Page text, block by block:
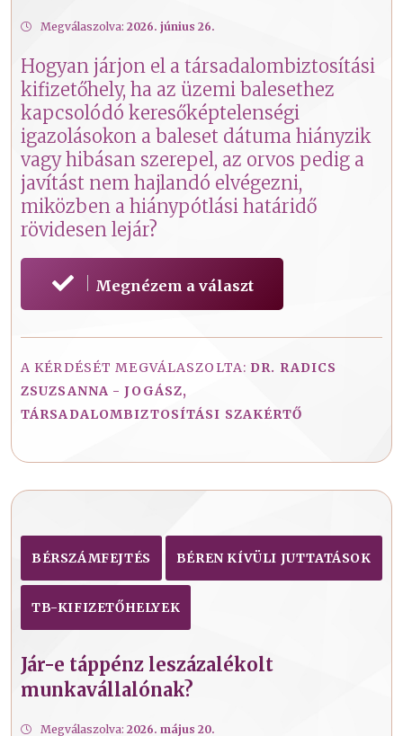
Megválaszolva: 2026. június 26.
Hogyan járjon el a társadalombiztosítási
kifizetőhely, ha az üzemi balesethez
kapcsolódó keresőképtelenségi
igazolásokon a baleset dátuma hiányzik
vagy hibásan szerepel, az orvos pedig a
javítást nem hajlandó elvégezni,
miközben a hiánypótlási határidő
rövidesen lejár?
Megnézem a választ
A KÉRDÉSÉT MEGVÁLASZOLTA: DR. RADICS
ZSUZSANNA - JOGÁSZ,
TÁRSADALOMBIZTOSÍTÁSI SZAKÉRTŐ
BÉRSZÁMFEJTÉS BÉREN KÍVÜLI JUTTATÁSOK
TB-KIFIZETŐHELYEK
Jár-e táppénz leszázalékolt
munkavállalónak?
Megválaszolva: 2026. május 20.